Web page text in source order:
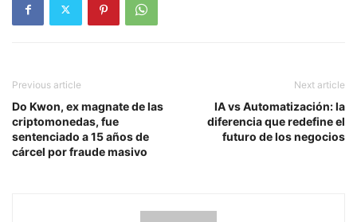
Previous article
Do Kwon, ex magnate de las
criptomonedas, fue
sentenciado a 15 años de
cárcel por fraude masivo
Next article
IA vs Automatización: la
diferencia que redefine el
futuro de los negocios